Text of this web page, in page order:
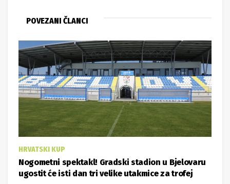
POVEZANI ČLANCI
HRVATSKI KUP
Nogometni spektakl! Gradski stadion u Bjelovaru
ugostit će isti dan tri velike utakmice za trofej